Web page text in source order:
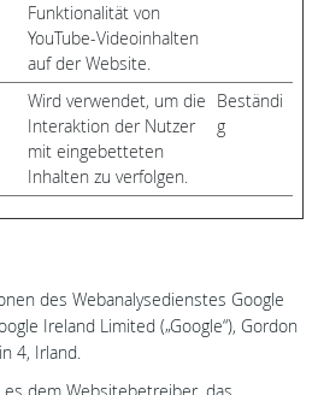
Funktionalität von
YouTube-Videoinhalten
auf der Website.
Wird verwendet, um die
Interaktion der Nutzer
mit eingebetteten
Inhalten zu verfolgen.
Beständi
g
des Webanalysedienstes Google
Ireland Limited („Google“), Gordon
4, Irland.